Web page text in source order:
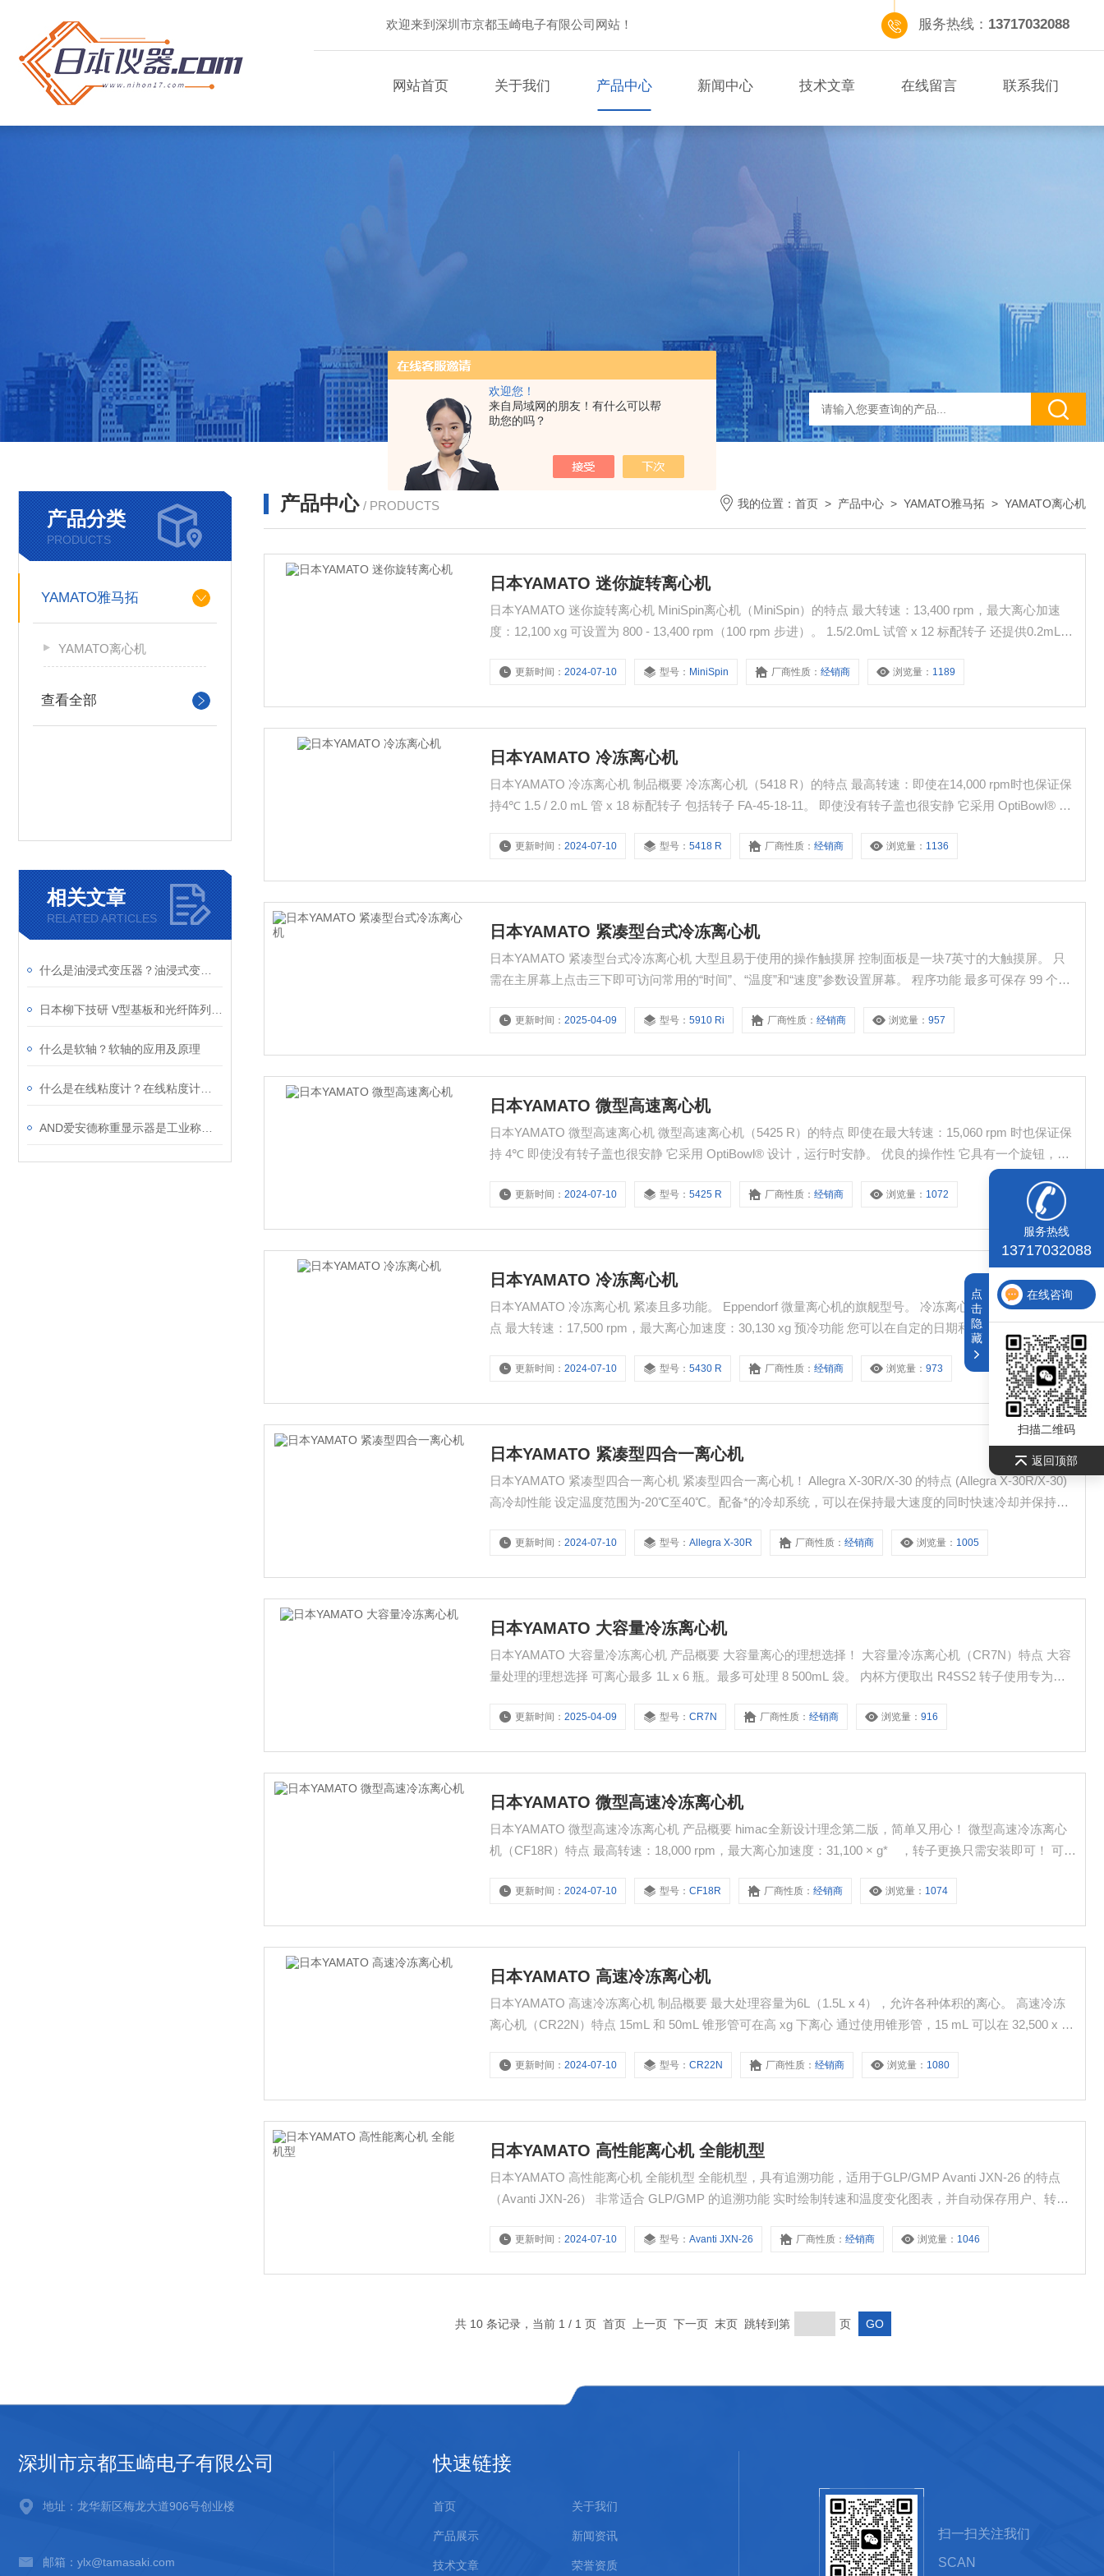
欢迎您！
来自局域网的朋友！有什么可以帮
助您的吗？
欢迎来到深圳市京都玉崎电子有限公司网站！ 服务热线： 13717032088
网站首页 关于我们 产品中心 新闻中心 技术文章 在线留言 联系我们
产品分类
PRODUCTS
YAMATO雅马拓
YAMATO离心机
查看全部
相关文章
RELATED ARTICLES
什么是软轴？软轴的应用及原理
产品中心 / PRODUCTS 我的位置： 首页 > 产品中心 > YAMATO雅马拓 > YAMATO离心机
日本YAMATO 迷你旋转离心机
日本YAMATO 迷你旋转离心机 MiniSpin离心机（MiniSpin）的特点 最大转速：13,400 rpm，最大离心加速
度：12,100 xg 可设置为 800 - 13,400 rpm（100 rpm 步进）。 1.5/2.0mL 试管 x 12 标配转子 还提供0.2mL
更新时间：2024-07-10 型号： MiniSpin 厂商性质：经销商 浏览量： 1189
日本YAMATO 冷冻离心机
日本YAMATO 冷冻离心机 制品概要 冷冻离心机（5418 R）的特点 最高转速：即使在14,000 rpm时也保证保
持4℃ 1.5 / 2.0 mL 管 x 18 标配转子 包括转子 FA-45-18-11。 即使没有转子盖也很安静 它采用 OptiBowl® 设
行。 更新时间：2024-07-10 型号：5418 R 厂商性质：经销商 浏览量： 1136
日本YAMATO 紧凑型台式冷冻离心机
日本YAMATO 紧凑型台式冷冻离心机 大型且易于使用的操作触摸屏 控制面板是一块7英寸的大触摸屏。 只
需在主屏幕上点击三下即可访问常用的“时间”、“温度”和“速度”参数设置屏幕。 程序功能 最多可保存 99 个程
更新时间：2025-04-09 型号：5910 Ri 厂商性质：经销商 浏览量：957
日本YAMATO 微型高速离心机
日本YAMATO 微型高速离心机 微型高速离心机（5425 R）的特点 即使在最大转速：15,060 rpm 时也保证保
持 4℃ 即使没有转子盖也很安静 它采用 OptiBowl® 设计，运行时安静。 优良的操作性 它具有一个旋钮，可
更新时间：2024-07-10 型号：5425 R 厂商性质：经销商 浏览量： 1072
日本YAMATO 冷冻离心机
日本YAMATO 冷冻离心机 紧凑且多功能。 Eppendorf 微量离心机的旗舰型号。 冷冻离心机（5430 R）的特
点 最大转速：17,500 rpm，最大离心加速度：30,130 xg 预冷功能 您可以在自定的日期和时间之前保持离心
样品。 将转子存放在支架上可最大限度地减少空间
更新时间：2024-07-10 型号：5430 R 厂商性质：经销商 浏览量：973
日本YAMATO 紧凑型四合一离心机
日本YAMATO 紧凑型四合一离心机 紧凑型四合一离心机！ Allegra X-30R/X-30 的特点 (Allegra X-30R/X-30)
高冷却性能 设定温度范围为-20℃至40℃。配备*的冷却系统，可以在保持最大速度的同时快速冷却并保持适
更新时间：2024-07-10 型号：Allegra X-30R 厂商性质：经销商 浏览量： 1005
日本YAMATO 大容量冷冻离心机
日本YAMATO 大容量冷冻离心机 产品概要 大容量离心的理想选择！ 大容量冷冻离心机（CR7N）特点 大容
量处理的理想选择 可离心最多 1L x 6 瓶。最多可处理 8 500mL 袋。 内杯方便取出 R4SS2 转子使用专为方
更新时间：2025-04-09 型号：CR7N 厂商性质：经销商 浏览量：916
日本YAMATO 微型高速冷冻离心机
日本YAMATO 微型高速冷冻离心机 产品概要 himac全新设计理念第二版，简单又用心！ 微型高速冷冻离心
机（CF18R）特点 最高转速：18,000 rpm，最大离心加速度：31,100 × g* ，转子更换只需安装即可！ 可使
T18A41转子时
更新时间：2024-07-10 型号：CF18R 厂商性质：经销商 浏览量： 1074
日本YAMATO 高速冷冻离心机
日本YAMATO 高速冷冻离心机 制品概要 最大处理容量为6L（1.5L x 4），允许各种体积的离心。 高速冷冻
离心机（CR22N）特点 15mL 和 50mL 锥形管可在高 xg 下离心 通过使用锥形管，15 mL 可以在 32,500 x g
更新时间：2024-07-10 型号：CR22N 厂商性质：经销商 浏览量： 1080
日本YAMATO 高性能离心机 全能机型
日本YAMATO 高性能离心机 全能机型 全能机型，具有追溯功能，适用于GLP/GMP Avanti JXN-26 的特点
（Avanti JXN-26） 非常适合 GLP/GMP 的追溯功能 实时绘制转速和温度变化图表，并自动保存用户、转子
SR驱动系统 配备可产生高扭矩的SR驱动
更新时间：2024-07-10 型号：Avanti JXN-26 厂商性质：经销商 浏览量： 1046
共 10 条记录，当前 1 / 1 页 首页 上一页 下一页 末页 跳转到第 页
深圳市京都玉崎电子有限公司
地址：龙华新区梅龙大道906号创业楼
邮箱：ylx@tamasaki.com
快速链接
首页 关于我们
产品展示 新闻资讯
技术文章 荣誉资质
扫一扫关注我们
SCAN
服务热线
13717032088
在线咨询
扫描二维码
返回顶部
点
击
隐
藏